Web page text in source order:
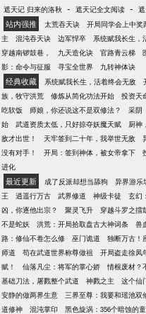
资源神物。 收
无不谈之色变
了吗？上苍禁
之主的九大弟
那位上苍之主
气，一掌便将
老祖：我这一
哪怕只是做个
前叩首三千年
遮天记 归来的洛秋 - 遮天记全文阅读 -
站内强推 太荒吞天诀 开局同学会上中奖
主
混沌吞天诀 边军悍卒 系统赋我长生，
穿越南锣鼓巷，
九天造化诀 官路青云梯
影：命令与征服
寻宝全世界 九转神体诀
经典收藏 系统赋我长生，活着终会无敌
族，牧守洪荒
修炼从简化功法开始 投资天
吃软饭
师娘，你还说这不是双修法？ 采阴
始
武道资质太低，只好掠夺妖魔天赋 厨神
敌才出世！
天牢签到二十年，我举世无敌
没有对手！
开局：签到神体，被女帝拿下
进化
最近更新 成了反派却想当舔狗 异界游乐
王
逍遥行万古 武界修道 神级卡徒 玄幻
凶，你逐他出宗？
聚灵飞升 穿越斗罗之擂
不是蛇妖
洪荒：开局拾取盘古大神词条 兽
路：修仙不卷怎么修
巫门诡道 独断万古！
师道
苟在武道世界称尊做祖 开局盗走徐凤
赋！
仙落凡尘：将军的掌心娇 情根废材？
基础刀法，屠戮整个武道
神戮之主 这个仙
安静的做两界生意
三界至尊：我要和瑶池双
道修神
混沌掌印 黑色旋涡：356个暗蚀的